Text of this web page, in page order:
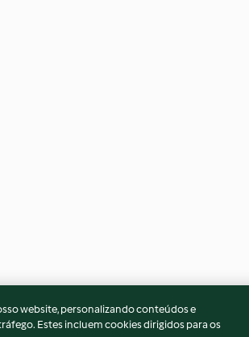
website, personalizando conteúdos e
Estes incluem cookies dirigidos para os